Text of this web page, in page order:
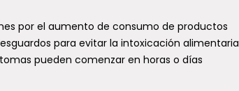
por el aumento de consumo de productos
para evitar la intoxicación alimentaria
pueden comenzar en horas o días